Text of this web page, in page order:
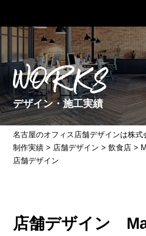
WORKS
デザイン・施工実績
名古屋のオフィス店舗デザインは株式
制作実績 > 店舗デザイン >飲食店 >
店舗デザイン
店舗デザイン